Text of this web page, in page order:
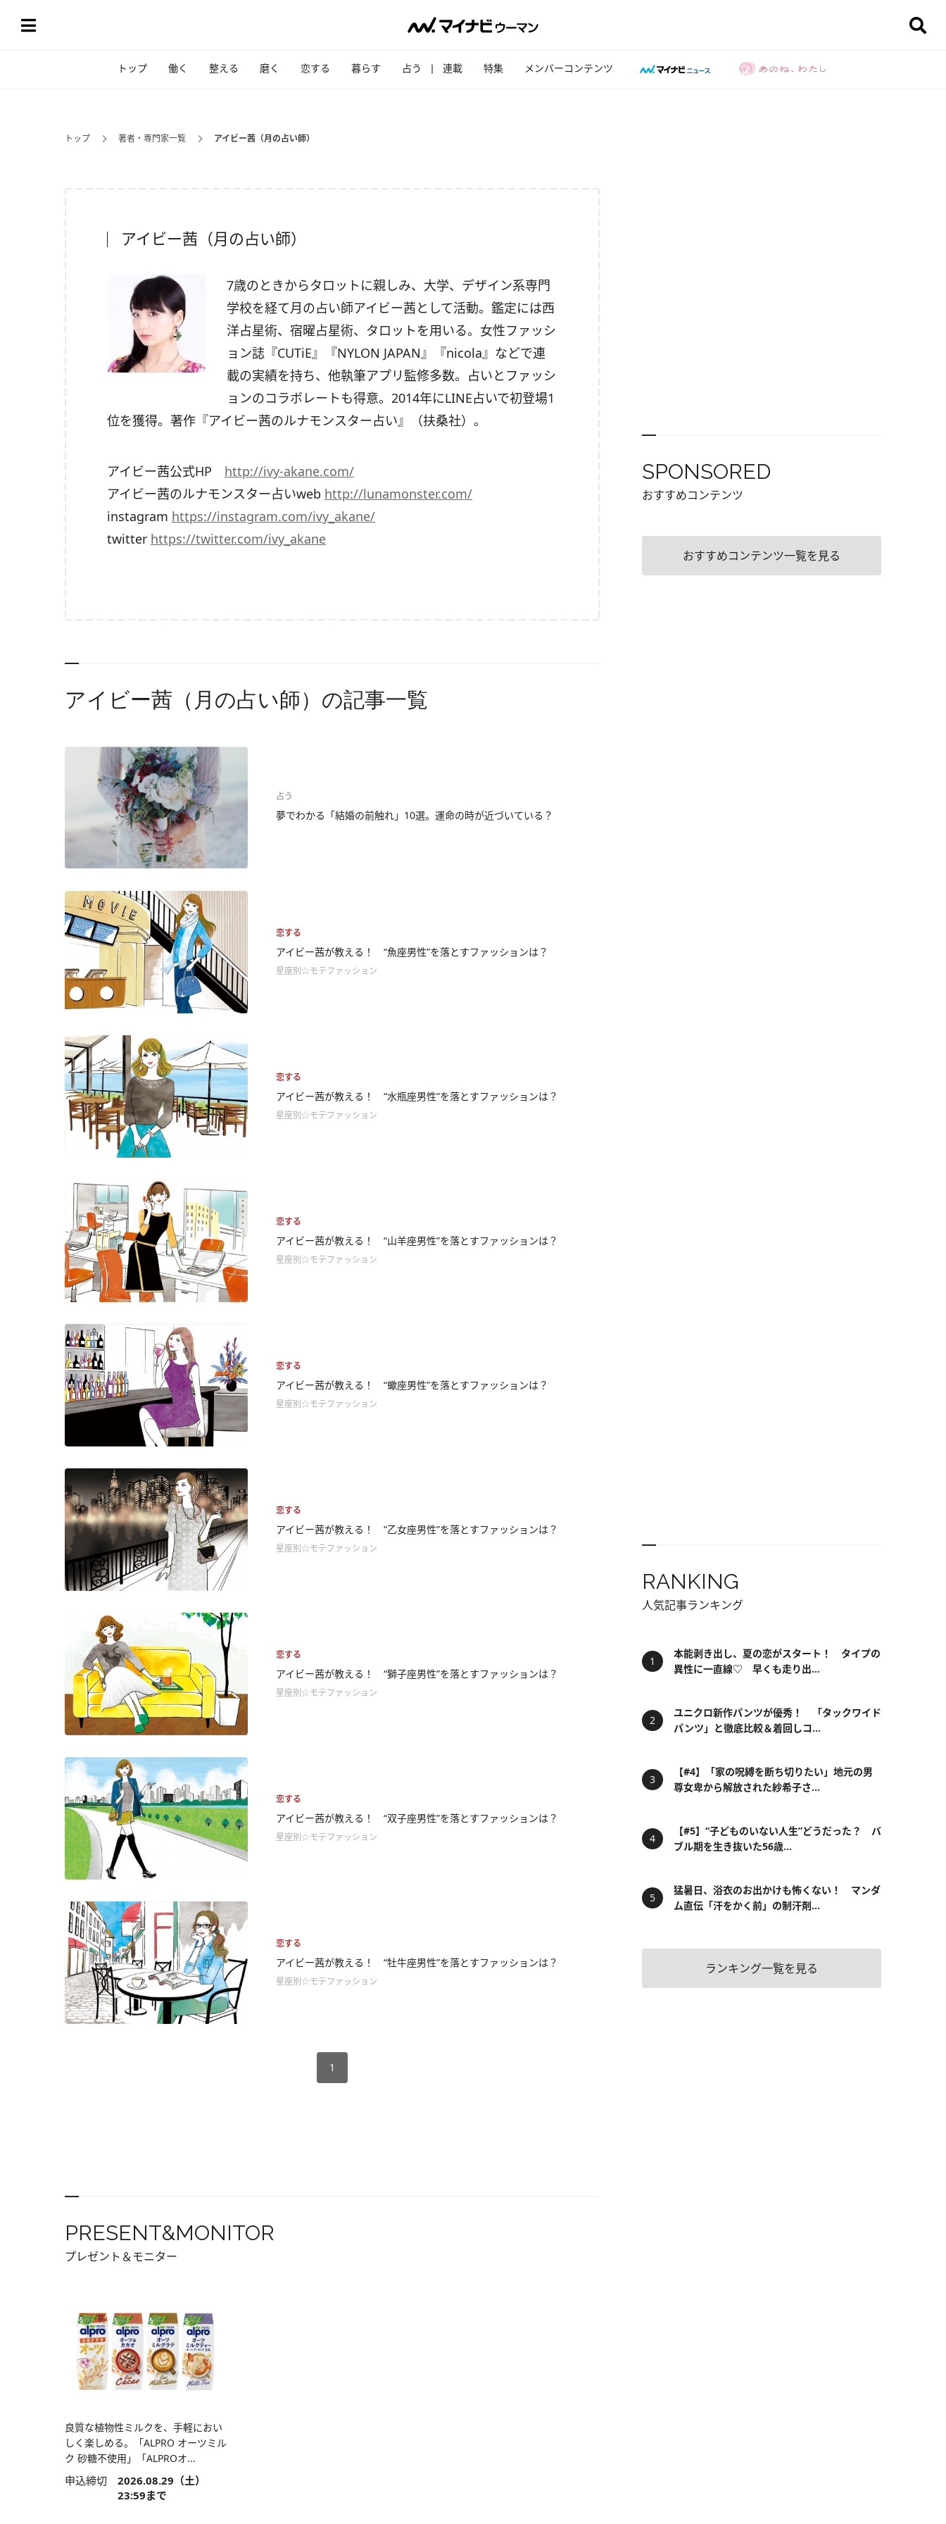
トップ 働く 整える 磨く 恋する 暮らす 占う 連載 特集 メンバーコンテンツ
トップ 著者・専門家一覧 アイビー茜（月の占い師）
アイビー茜（月の占い師）
7歳のときからタロットに親しみ、大学、デザイン系専門
学校を経て月の占い師アイビー茜として活動。鑑定には西
洋占星術、宿曜占星術、タロットを用いる。女性ファッシ
ョン誌『CUTiE』『NYLON JAPAN』『nicola』などで連
載の実績を持ち、他執筆アプリ監修多数。占いとファッシ
ョンのコラボレートも得意。2014年にLINE占いで初登場1
位を獲得。著作『アイビー茜のルナモンスター占い』（扶桑社）。
アイビー茜公式HP http://ivy-akane.com/
アイビー茜のルナモンスター占いweb http://lunamonster.com/
instagram https://instagram.com/ivy_akane/
twitter https://twitter.com/ivy_akane
アイビー茜（月の占い師）の記事一覧
占う
夢でわかる「結婚の前触れ」10選。運命の時が近づいている？
恋する
アイビー茜が教える！ “魚座男性”を落とすファッションは？
星座別☆モテファッション
恋する
アイビー茜が教える！ “水瓶座男性”を落とすファッションは？
星座別☆モテファッション
恋する
アイビー茜が教える！ “山羊座男性”を落とすファッションは？
星座別☆モテファッション
恋する
アイビー茜が教える！ “蠍座男性”を落とすファッションは？
星座別☆モテファッション
恋する
アイビー茜が教える！ “乙女座男性”を落とすファッションは？
星座別☆モテファッション
恋する
アイビー茜が教える！ “獅子座男性”を落とすファッションは？
星座別☆モテファッション
恋する
アイビー茜が教える！ “双子座男性”を落とすファッションは？
星座別☆モテファッション
恋する
アイビー茜が教える！ “牡牛座男性”を落とすファッションは？
星座別☆モテファッション
1
PRESENT&MONITOR
プレゼント＆モニター
良質な植物性ミルクを、手軽におい
しく楽しめる。「ALPRO オーツミル
ク 砂糖不使用」「ALPROオ...
申込締切 2026.08.29（土）
23:59まで
SPONSORED
おすすめコンテンツ
おすすめコンテンツ一覧を見る
RANKING
人気記事ランキング
本能剥き出し、夏の恋がスタート！ タイプの
異性に一直線♡ 早くも走り出...
ユニクロ新作パンツが優秀！ 「タックワイド
パンツ」と徹底比較＆着回しコ...
【#4】「家の呪縛を断ち切りたい」地元の男
尊女卑から解放された紗希子さ...
【#5】“子どものいない人生”どうだった？ バ
ブル期を生き抜いた56歳...
猛暑日、浴衣のお出かけも怖くない！ マンダ
ム直伝「汗をかく前」の制汗剤...
ランキング一覧を見る